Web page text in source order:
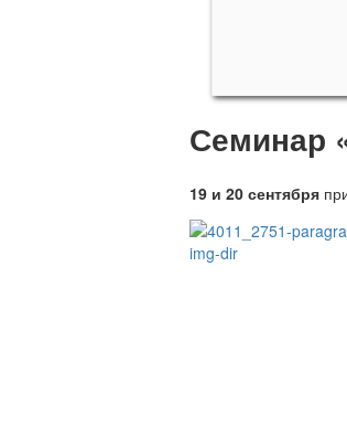
Семинар
19 и 20 сентября